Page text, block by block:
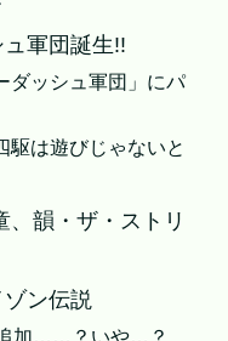
軍団誕生!!
ダッシュ軍団」にパ
駆は遊びじゃないと
、韻・ザ・ストリ
ン伝説
加……？いや…？